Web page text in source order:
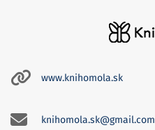
www.knihomola.sk
knihomola.sk@gmail.com